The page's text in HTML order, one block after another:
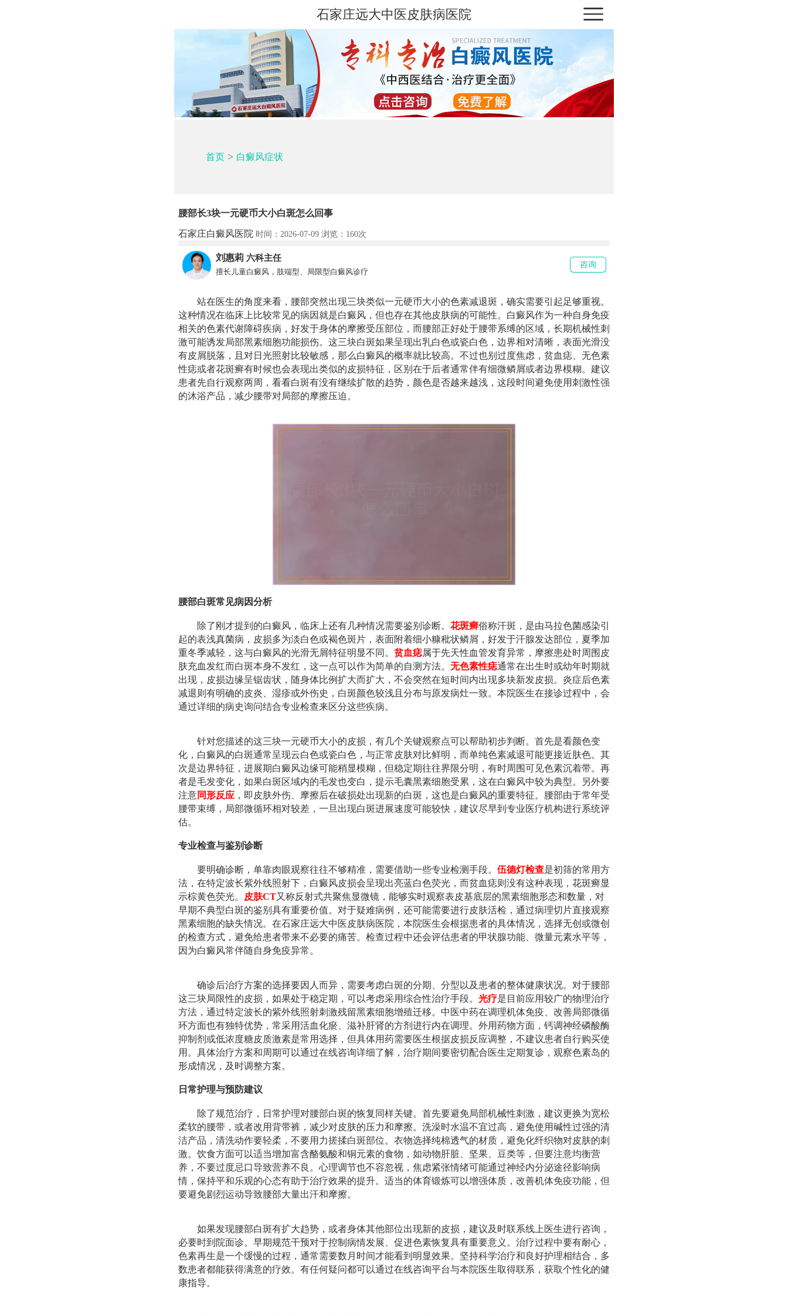
石家庄远大中医皮肤病医院
首页> 白癜风症状
腰部长3块一元硬币大小白斑怎么回事
石家庄白癜风医院 时间：2026-07-09 浏览： 160次
刘惠莉 六科主任
擅长儿童白癜风，肢端型、局限型白癜风诊疗
咨询
站在医生的角度来看，腰部突然出现三块类似一元硬币大小的色素减退斑，确实需要引起足够重视。
这种情况在临床上比较常见的病因就是白癜风，但也存在其他皮肤病的可能性。白癜风作为一种自身免疫
相关的色素代谢障碍疾病，好发于身体的摩擦受压部位，而腰部正好处于腰带系缚的区域，长期机械性刺
激可能诱发局部黑素细胞功能损伤。这三块白斑如果呈现出乳白色或瓷白色，边界相对清晰，表面光滑没
有皮屑脱落，且对日光照射比较敏感，那么白癜风的概率就比较高。不过也别过度焦虑，贫血痣、无色素
性痣或者花斑癣有时候也会表现出类似的皮损特征，区别在于后者通常伴有细微鳞屑或者边界模糊。建议
患者先自行观察两周，看看白斑有没有继续扩散的趋势，颜色是否越来越浅，这段时间避免使用刺激性强
的沐浴产品，减少腰带对局部的摩擦压迫。
腰部白斑常见病因分析
除了刚才提到的白癜风，临床上还有几种情况需要鉴别诊断。 花斑癣俗称汗斑，是由马拉色菌感染引
起的表浅真菌病，皮损多为淡白色或褐色斑片，表面附着细小糠秕状鳞屑，好发于汗腺发达部位，夏季加
重冬季减轻，这与白癜风的光滑无屑特征明显不同。 贫血痣属于先天性血管发育异常，摩擦患处时周围皮
肤充血发红而白斑本身不发红，这一点可以作为简单的自测方法。 无色素性痣通常在出生时或幼年时期就
出现，皮损边缘呈锯齿状，随身体比例扩大而扩大，不会突然在短时间内出现多块新发皮损。炎症后色素
减退则有明确的皮炎、湿疹或外伤史，白斑颜色较浅且分布与原发病灶一致。本院医生在接诊过程中，会
通过详细的病史询问结合专业检查来区分这些疾病。
针对您描述的这三块一元硬币大小的皮损，有几个关键观察点可以帮助初步判断。首先是看颜色变
化，白癜风的白斑通常呈现云白色或瓷白色，与正常皮肤对比鲜明，而单纯色素减退可能更接近肤色。其
次是边界特征，进展期白癜风边缘可能稍显模糊，但稳定期往往界限分明，有时周围可见色素沉着带。再
者是毛发变化，如果白斑区域内的毛发也变白，提示毛囊黑素细胞受累，这在白癜风中较为典型。另外要
注意同形反应 ，即皮肤外伤、摩擦后在破损处出现新的白斑，这也是白癜风的重要特征。腰部由于常年受
腰带束缚，局部微循环相对较差，一旦出现白斑进展速度可能较快，建议尽早到专业医疗机构进行系统评
估。
专业检查与鉴别诊断
要明确诊断，单靠肉眼观察往往不够精准，需要借助一些专业检测手段。 伍德灯检查是初筛的常用方
法，在特定波长紫外线照射下，白癜风皮损会呈现出亮蓝白色荧光，而贫血痣则没有这种表现，花斑癣显
示棕黄色荧光。
皮肤CT又称反射式共聚焦显微镜，能够实时观察表皮基底层的黑素细胞形态和数量，对
早期不典型白斑的鉴别具有重要价值。对于疑难病例，还可能需要进行皮肤活检，通过病理切片直接观察
黑素细胞的缺失情况。在石家庄远大中医皮肤病医院，本院医生会根据患者的具体情况，选择无创或微创
的检查方式，避免给患者带来不必要的痛苦。检查过程中还会评估患者的甲状腺功能、微量元素水平等，
因为白癜风常伴随自身免疫异常。
确诊后治疗方案的选择要因人而异，需要考虑白斑的分期、分型以及患者的整体健康状况。对于腰部
这三块局限性的皮损，如果处于稳定期，可以考虑采用综合性治疗手段。 光疗是目前应用较广的物理治疗
方法，通过特定波长的紫外线照射刺激残留黑素细胞增殖迁移。中医中药在调理机体免疫、改善局部微循
环方面也有独特优势，常采用活血化瘀、滋补肝肾的方剂进行内在调理。外用药物方面，钙调神经磷酸酶
抑制剂或低浓度糖皮质激素是常用选择，但具体用药需要医生根据皮损反应调整，不建议患者自行购买使
用。具体治疗方案和周期可以通过在线咨询详细了解，治疗期间要密切配合医生定期复诊，观察色素岛的
形成情况，及时调整方案。
日常护理与预防建议
除了规范治疗，日常护理对腰部白斑的恢复同样关键。首先要避免局部机械性刺激，建议更换为宽松
柔软的腰带，或者改用背带裤，减少对皮肤的压力和摩擦。洗澡时水温不宜过高，避免使用碱性过强的清
洁产品，清洗动作要轻柔，不要用力搓揉白斑部位。衣物选择纯棉透气的材质，避免化纤织物对皮肤的刺
激。饮食方面可以适当增加富含酪氨酸和铜元素的食物，如动物肝脏、坚果、豆类等，但要注意均衡营
养，不要过度忌口导致营养不良。心理调节也不容忽视，焦虑紧张情绪可能通过神经内分泌途径影响病
情，保持平和乐观的心态有助于治疗效果的提升。适当的体育锻炼可以增强体质，改善机体免疫功能，但
要避免剧烈运动导致腰部大量出汗和摩擦。
如果发现腰部白斑有扩大趋势，或者身体其他部位出现新的皮损，建议及时联系线上医生进行咨询，
必要时到院面诊。早期规范干预对于控制病情发展、促进色素恢复具有重要意义。治疗过程中要有耐心，
色素再生是一个缓慢的过程，通常需要数月时间才能看到明显效果。坚持科学治疗和良好护理相结合，多
数患者都能获得满意的疗效。有任何疑问都可以通过在线咨询平台与本院医生取得联系，获取个性化的健
康指导。